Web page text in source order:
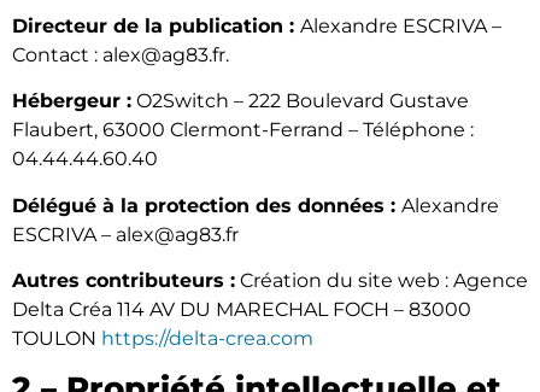
Directeur de la publication : Alexandre ESCRIVA –
Contact : alex@ag83.fr.
Hébergeur : O2Switch – 222 Boulevard Gustave
Flaubert, 63000 Clermont-Ferrand – Téléphone :
04.44.44.60.40
Délégué à la protection des données : Alexandre
ESCRIVA – alex@ag83.fr
Autres contributeurs : Création du site web : Agence
Delta Créa 114 AV DU MARECHAL FOCH – 83000
TOULON https://delta-crea.com